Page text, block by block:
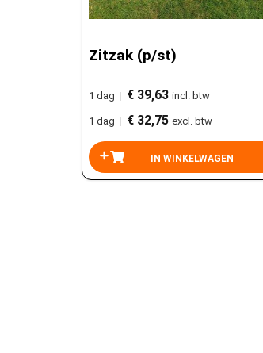
Zitzak (p/st)
1 dag | € 39,63 incl. btw
1 dag | € 32,75 excl. btw